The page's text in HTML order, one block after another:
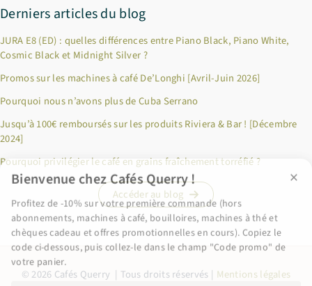
Derniers articles du blog
JURA E8 (ED) : quelles différences entre Piano Black, Piano White,
Cosmic Black et Midnight Silver ?
Promos sur les machines à café De’Longhi [Avril-Juin 2026]
Pourquoi nous n’avons plus de Cuba Serrano
Jusqu’à 100€ remboursés sur les produits Riviera & Bar ! [Décembre
2024]
Pourquoi privilégier le café en grains fraîchement torréfié ?
Accéder au blog
© 2026 Cafés Querry | Tous droits réservés | Mentions légales
×
Bienvenue chez Cafés Querry !
Profitez de -10% sur votre première commande (hors
abonnements, machines à café, bouilloires, machines à thé et
chèques cadeau et offres promotionnelles en cours). Copiez le
code ci-dessous, puis collez-le dans le champ "Code promo" de
votre panier.
BIENVENUE10
Copier & fermer